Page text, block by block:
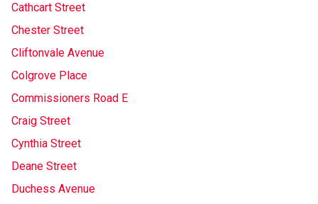
Cathcart Street
Chester Street
Cliftonvale Avenue
Colgrove Place
Commissioners Road E
Craig Street
Cynthia Street
Deane Street
Duchess Avenue